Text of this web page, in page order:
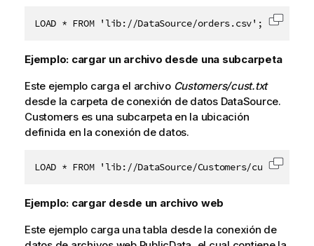
LOAD * FROM 'lib://DataSource/orders.csv'; Copiar
Ejemplo: cargar un archivo desde una subcarpeta
Este ejemplo carga el archivo Customers/cust.txt
desde la carpeta de conexión de datos DataSource.
Customers es una subcarpeta en la ubicación
definida en la conexión de datos.
LOAD * FROM 'lib://DataSource/Customers/cust.txt';
Copiar
Ejemplo: cargar desde un archivo web
Este ejemplo carga una tabla desde la conexión de